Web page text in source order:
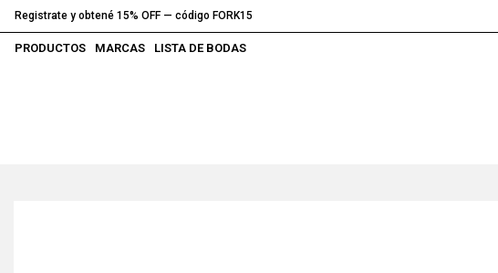
PRODUCTOS MARCAS LISTA DE BODAS
Registrate y obtené 15% OFF — código FORK15